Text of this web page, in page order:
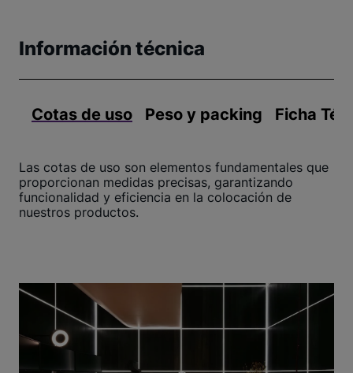
Información técnica
Cotas de uso Peso y packing Ficha
Las cotas de uso son elementos fundamentales que
proporcionan medidas precisas, garantizando
funcionalidad y eficiencia en la colocación de
nuestros productos.